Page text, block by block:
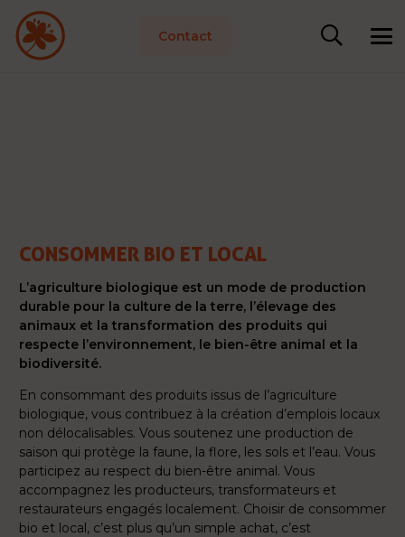
Contact
CONSOMMER BIO ET LOCAL
L’agriculture biologique est un mode de production
durable pour la culture de la terre, l’élevage des
animaux et la transformation des produits qui
respecte l’environnement, le bien-être animal et la
biodiversité.
En consommant des produits issus de l’agriculture
biologique, vous contribuez à la création d’emplois locaux
non délocalisables. Vous soutenez une production de
saison qui protège la faune, la flore, les sols et l’eau. Vous
participez au respect du bien-être animal. Vous
accompagnez les producteurs, transformateurs et
restaurateurs engagés localement. Choisir de consommer
bio et local, c’est plus qu’un simple achat, c’est